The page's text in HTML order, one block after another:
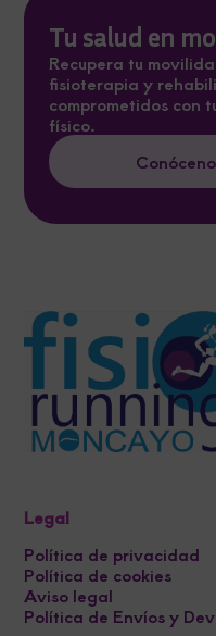
Tu salud en
Recupera tu
fisioterapia y
comprometidos con
físico.
Legal
Política de privacidad
Política de cookies
Aviso legal
Política de Envíos y